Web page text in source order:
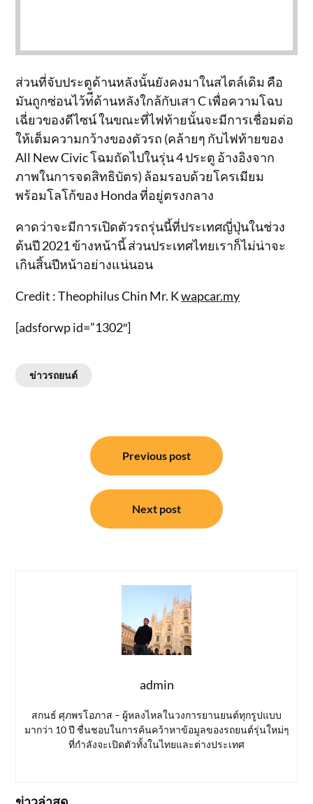
ส่วนที่จับประตูด้านหลังนั้นยังคงมาในสไตล์เดิม คือ
มันถูกซ่อนไว้ท่ีด้านหลังใกล้กับเสา C เพื่อความโฉบ
เฉี่ยวของดีไซน์ ในขณะที่ไฟท้ายนั้นจะมีการเชื่อมต่อ
ให้เต็มความกว้างของตัวรถ (คล้ายๆ กับไฟท้ายของ
All New Civic โฉมถัดไปในรุ่น 4 ประตู อ้างอิงจาก
ภาพในการจดสิทธิบัตร) ล้อมรอบด้วยโครเมียม
พร้อมโลโก้ของ Honda ที่อยู่ตรงกลาง
คาดว่าจะมีการเปิดตัวรถรุ่นนี้ที่ประเทศญี่ปุ่นในช่วง
ต้นปี 2021 ข้างหน้านี้ ส่วนประเทศไทยเราก็ไม่น่าจะ
เกินสิ้นปีหน้าอย่างแน่นอน
Credit : Theophilus Chin Mr. Kwapcar.my
[adsforwp id=”1302″]
ข่าวรถยนต์
Previous post
Next post
admin
สกนธ์ ศุภพรโอภาส – ผู้หลงไหลในวงการยานยนต์ทุกรูปแบบ
มากว่า 10 ปี ชื่นชอบในการค้นคว้าหาข้อมูลของรถยนต์รุ่นใหม่ๆ
ที่กำลังจะเปิดตัวทั้งในไทยและต่างประเทศ